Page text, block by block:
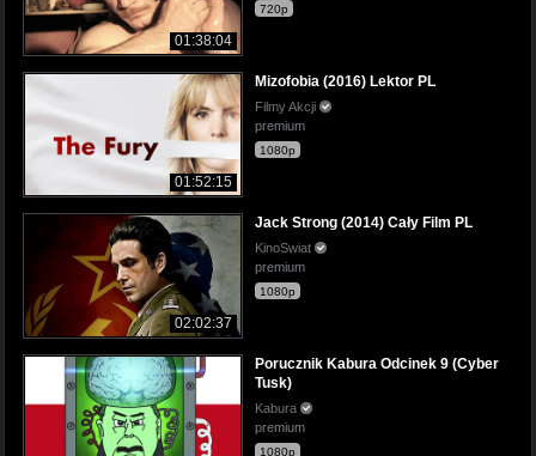
01:38:04
720p
01:52:15
Mizofobia (2016) Lektor PL
Filmy Akcji
premium
1080p
02:02:37
Jack Strong (2014) Cały Film PL
KinoSwiat
premium
1080p
Porucznik Kabura Odcinek 9 (Cyber
Tusk)
Kabura
premium
1080p